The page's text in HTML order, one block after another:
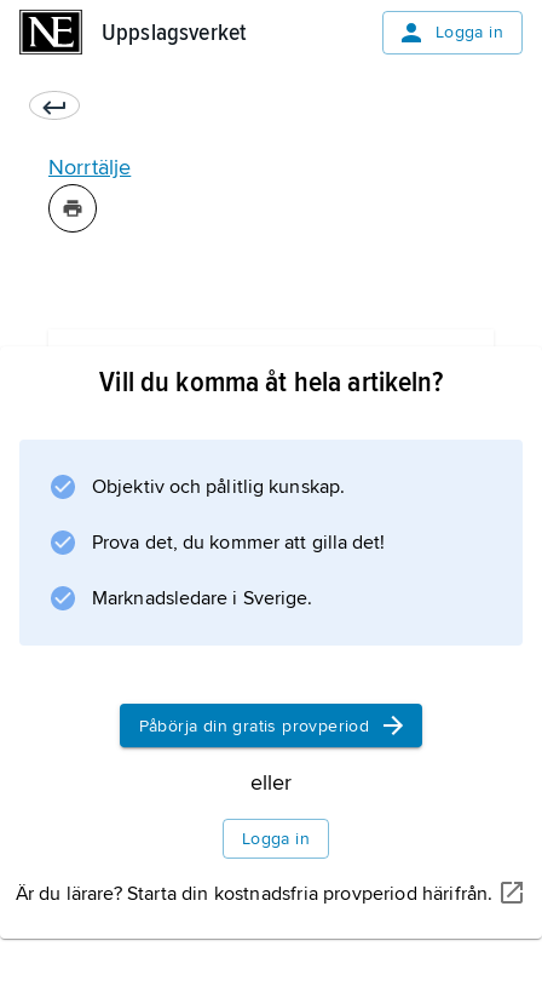
Uppslagsverket Logga in
Norrtälje
Vill du komma åt hela artikeln?
Objektiv och pålitlig kunskap.
Prova det, du kommer att gilla det!
Marknadsledare i Sverige.
Påbörja din gratis provperiod
eller
Logga in
Är du lärare? Starta din kostnadsfria provperiod härifrån.